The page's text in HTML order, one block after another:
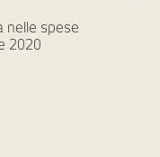
nelle spese
2020